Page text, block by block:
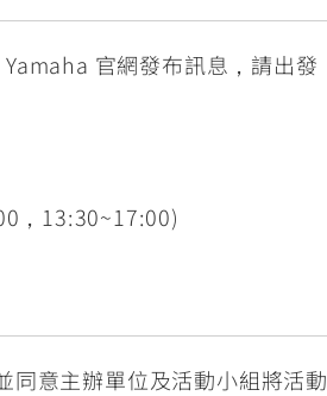
官網發布訊息，請出發
，13:30~17:00)
同意主辦單位及活動小組將活動